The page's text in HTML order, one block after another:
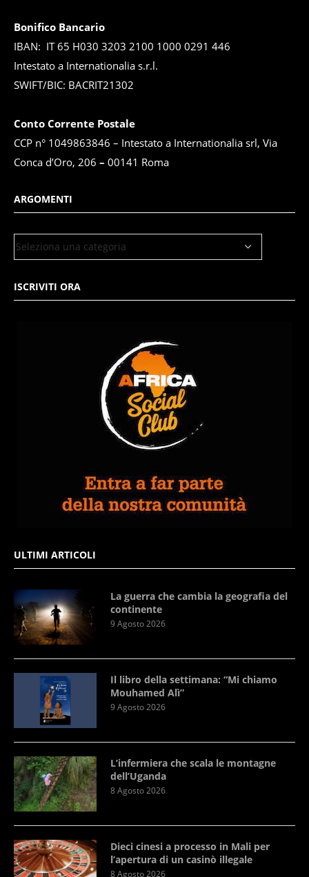
Bonifico Bancario
IBAN: IT 65 H030 3203 2100 1000 0291 446
Intestato a Internationalia s.r.l.
SWIFT/BIC: BACRIT21302
Conto Corrente Postale
CCP n° 1049863846 – Intestato a Internationalia srl, Via
Conca d’Oro, 206 – 00141 Roma
ARGOMENTI
ISCRIVITI ORA
ULTIMI ARTICOLI
La guerra che cambia la geografia del
continente
9 Agosto 2026
Il libro della settimana: “Mi chiamo
Mouhamed Alì”
9 Agosto 2026
L’infermiera che scala le montagne
dell’Uganda
8 Agosto 2026
Dieci cinesi a processo in Mali per
l’apertura di un casinò illegale
8 Agosto 2026